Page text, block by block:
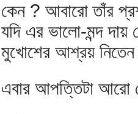
কেন ? আবারো তাঁর
যদি এর ভালো-মন্দ
মুখোশের আশ্রয় নিতেন
এবার আপত্তিটা আরো